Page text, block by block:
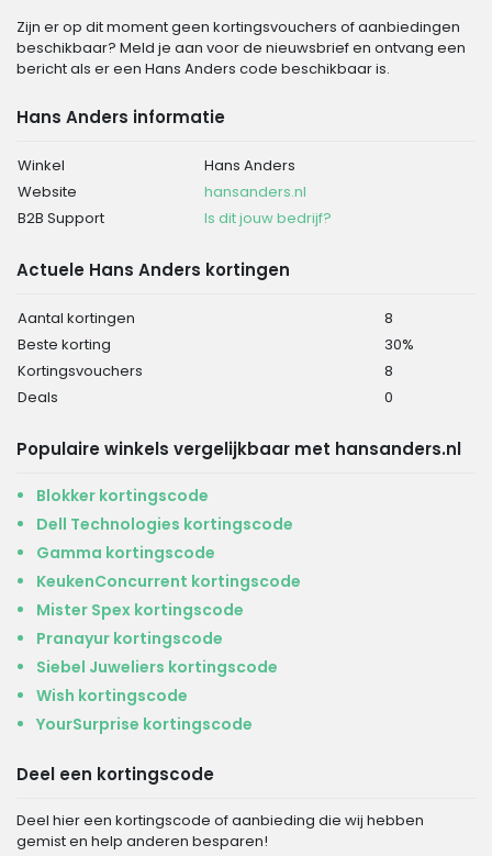
Zijn er op dit moment geen kortingsvouchers of aanbiedingen
beschikbaar? Meld je aan voor de nieuwsbrief en ontvang een
bericht als er een Hans Anders code beschikbaar is.
Hans Anders informatie
Winkel
Hans Anders
Website
hansanders.nl
B2B Support
Is dit jouw bedrijf?
Actuele Hans Anders kortingen
Aantal kortingen
8
Beste korting
30%
Kortingsvouchers
8
Deals
0
Populaire winkels vergelijkbaar met hansanders.nl
Blokker kortingscode
Dell Technologies kortingscode
Gamma kortingscode
KeukenConcurrent kortingscode
Mister Spex kortingscode
Pranayur kortingscode
Siebel Juweliers kortingscode
Wish kortingscode
YourSurprise kortingscode
Deel een kortingscode
Deel hier een kortingscode of aanbieding die wij hebben
gemist en help anderen besparen!